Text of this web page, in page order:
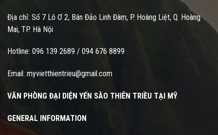
Địa chỉ: Số 7 Lô Ơ 2, Bán Đảo Linh Đàm, P. Hoàng Liệt, Q. Hoàng
Mai, TP. Hà Nội
Hotline: 096 139 2689 / 094 676 8899
Email: myvietthientrieu@gmail.com
VĂN PHÒNG ĐẠI DIỆN YẾN SÀO THIÊN TRIỀU TẠI MỸ
GENERAL INFORMATION